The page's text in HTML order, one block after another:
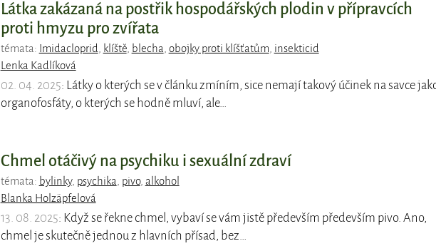
Látka zakázaná na postřik hospodářských plodin v přípravcích
proti hmyzu pro zvířata
témata: Imidacloprid klíště, blecha obojky proti klíšťatům insekticid
Lenka Kadlíková
02. 04. 2025: Látky o kterých se v článku zmíním, sice nemají takový účinek na savce
organofosfáty, o kterých se hodně mluví, ale…
Chmel otáčivý na psychiku i sexuální zdraví
témata: bylinky, psychika pivo, alkohol
Blanka Holzäpfelová
13. 08. 2025: Když se řekne chmel, vybaví se vám jistě především především pivo. Ano,
chmel je skutečně jednou z hlavních přísad, bez…